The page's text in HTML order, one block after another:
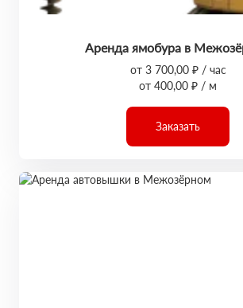
Аренда ямобура в
от 3 700,00 ₽ / час
от 400,00 ₽ / м
Заказать